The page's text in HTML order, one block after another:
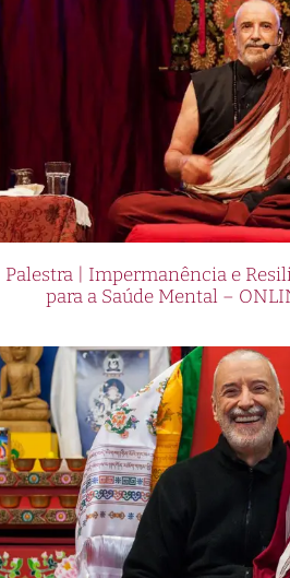
Palestra | Impermanência e
para a Saúde Mental –